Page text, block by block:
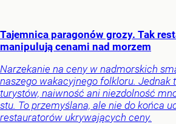
Tajemnica paragonów grozy. Tak
manipulują cenami nad morzem
Narzekanie na ceny w nadmorskich
naszego wakacyjnego folkloru. Jednak
turystów, naiwność ani niezdolność
stu. To przemyślana, ale nie do końca
restauratorów ukrywających ceny.